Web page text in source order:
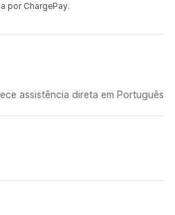
por ChargePay.
assistência direta em Português